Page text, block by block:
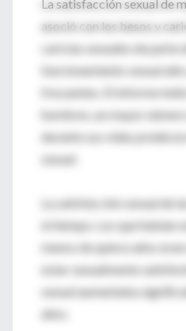
La satisfacción sexual de
asoció con los besos y
caricias sexuales de parte
funcionamiento sexual
frecuentes. El informe
hombres, un mayor
durante sus vidas
sexual.
La satisfacción sexual de
el tiempo. Los que habían
menos de quince años
estar sexualmente
sexual aumentaba
años.